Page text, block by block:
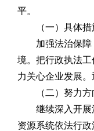
平。
（一）具体措
加强法治保
境。把行政执法
力关心企业发展
（二）努力方
继续深入开
资源系统依法行